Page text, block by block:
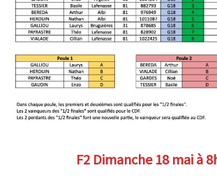
F2 Dimanche 18 mai à